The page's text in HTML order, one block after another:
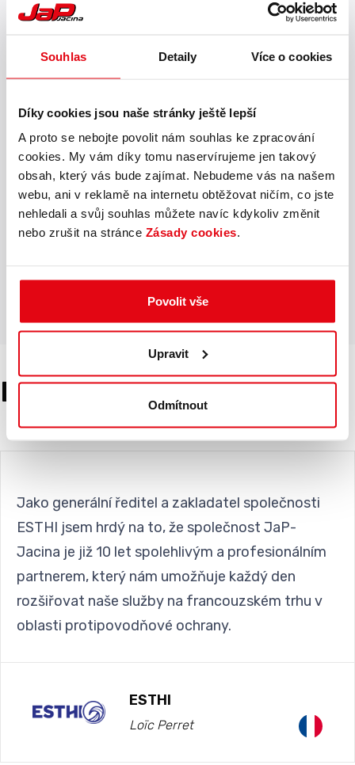
Souhlas Detaily Více o cookies
Díky cookies jsou naše stránky ještě lepší
A proto se nebojte povolit nám souhlas ke zpracování
cookies. My vám díky tomu naservírujeme jen takový
obsah, který vás bude zajímat. Nebudeme vás na našem
webu, ani v reklamě na internetu obtěžovat ničím, co jste
nehledali a svůj souhlas můžete navíc kdykoliv změnit
nebo zrušit na stránce Zásady cookies.
Povolit vše
Upravit
Odmítnout
PRŮMYSLOVÁ, PROTIPOŽÁRNÍ
A SPECIÁLNÍ VRATA A
PRŮMYSLOVÉ BRÁNY
Reference
Jako generální ředitel a zakladatel společnosti
ESTHI jsem hrdý na to, že společnost JaP-
Jacina je již 10 let spolehlivým a profesionálním
partnerem, který nám umožňuje každý den
rozšiřovat naše služby na francouzském trhu v
oblasti protipovodňové ochrany.
ESTHI
Loïc Perret